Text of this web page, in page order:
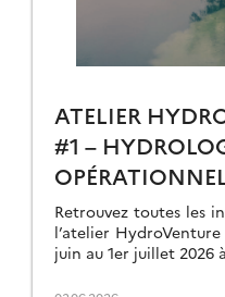
ATELIER
#1 –
Retrouvez toutes les
l’atelier
juin au 1er juillet 2026